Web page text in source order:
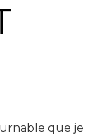
que je